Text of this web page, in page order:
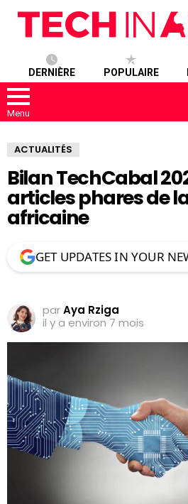
DERNIÈRE POPULAIRE
Menu
ACTUALITÉS
Bilan TechCabal
articles phares de
africaine
GET UPDATES IN YOUR
parAya Rziga
il y a environ 7 mois